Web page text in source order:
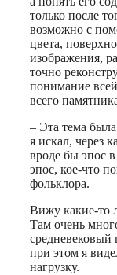
только после
возможно с
цвета,
изображения,
точно
понимание
всего
– Эта тема
я искал, через
вроде бы эпос
эпос, кое-что
фольклора.
Вижу какие-то
Там очень
при этом я
нагрузку.